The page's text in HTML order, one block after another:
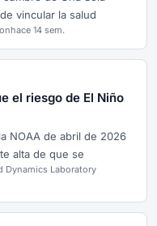
vincular la salud
hace 14 sem.
el riesgo de El Niño
NOAA de abril de 2026
alta de que se
Dynamics Laboratory